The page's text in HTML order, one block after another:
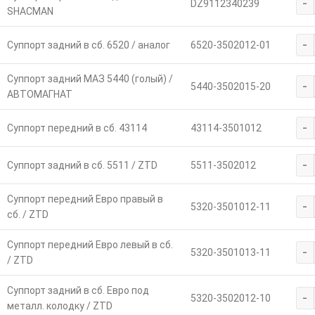
SHACMAN
DZ9112340239
Суппорт задний в сб. 6520 / аналог 6520-3502012-01 -
Суппорт задний МАЗ 5440 (голый) /
АВТОМАГНАТ
5440-3502015-20 -
Суппорт передний в сб. 43114 43114-3501012 -
Суппорт задний в сб. 5511 / ZTD 5511-3502012 -
Суппорт передний Евро правый в
сб. / ZTD
5320-3501012-11 -
Суппорт передний Евро левый в сб.
/ ZTD
5320-3501013-11 -
Суппорт задний в сб. Евро под
металл. колодку / ZTD
5320-3502012-10 -